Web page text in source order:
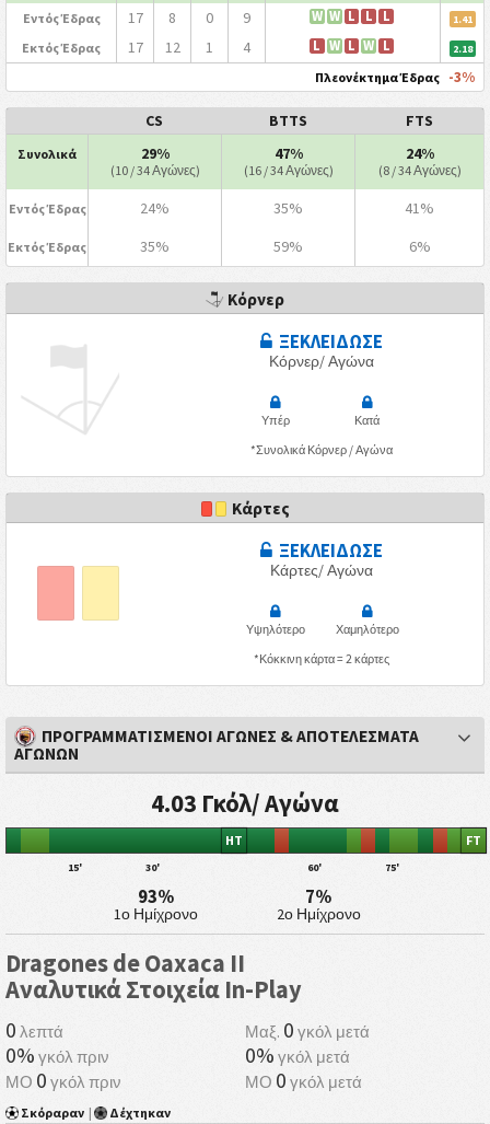
Εντός Έδρας 17 8 0 9 W W L L L 1.41
Εκτός Έδρας 17 12 1 4 L W L W L 2.18
Πλεονέκτημα Έδρας -3%
CS BTTS FTS
Συνολικά 29%
(10 / 34 Αγώνες)
47%
(16 / 34 Αγώνες)
24%
(8 / 34 Αγώνες)
Εντός Έδρας 24% 35% 41%
Εκτός Έδρας 35% 59% 6%
Κόρνερ
ΞΕΚΛΕΙΔΩΣΕ
Κόρνερ/ Αγώνα
Υπέρ
Κατά
*Συνολικά Κόρνερ / Αγώνα
Κάρτες
ΞΕΚΛΕΙΔΩΣΕ
Κάρτες/ Αγώνα
Υψηλότερο
Χαμηλότερο
*Κόκκινη κάρτα = 2 κάρτες
ΠΡΟΓΡΑΜΜΑΤΙΣΜΕΝΟΙ ΑΓΩΝΕΣ & ΑΠΟΤΕΛΕΣΜΑΤΑ
ΑΓΩΝΩΝ
4.03 Γκόλ/ Αγώνα
15' 30'
HT
60' 75'
FT
93%
1ο Ημίχρονο
7%
2ο Ημίχρονο
Dragones de Oaxaca II
Αναλυτικά Στοιχεία In-Play
0 λεπτά Μαξ. 0 γκόλ μετά
0% γκόλ πριν 0% γκόλ μετά
ΜΟ 0 γκόλ πριν ΜΟ 0 γκόλ μετά
Σκόραραν | Δέχτηκαν